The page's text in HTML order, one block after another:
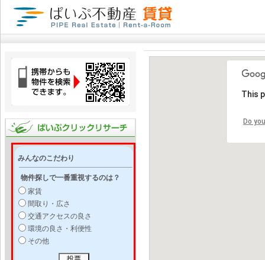
みんなのこだわり
物件探しで一番重視するのは？
家賃
間取り・広さ
交通アクセスの良さ
環境の良さ・利便性
その他
This
Do